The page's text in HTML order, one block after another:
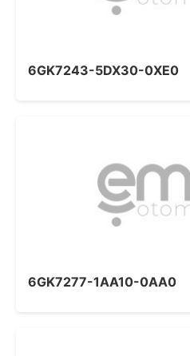
6GK7243-5DX30-0XE0
6GK7277-1AA10-0AA0